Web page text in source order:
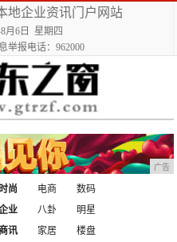
地企业资讯门户网站
月6日 星期四
举报电话：962000
广告
时尚 电商
数码
业
八卦
明星
商讯 家居
楼盘